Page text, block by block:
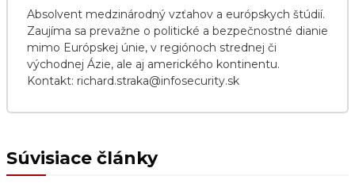
Absolvent medzinárodný vzťahov a európskych štúdií.
Zaujíma sa prevažne o politické a bezpečnostné dianie
mimo Európskej únie, v regiónoch strednej či
východnej Ázie, ale aj amerického kontinentu.
Kontakt: richard.straka@infosecurity.sk
Súvisiace články